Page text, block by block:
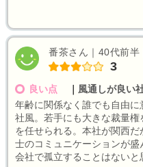
番茶さん｜40代前
3
良い点
風通しが良い
年齢に関係なく誰でも自由
社風。若手にも大きな裁量
を任せられる。本社が関西
士のコミュニケーションが盛
会社で孤立することはないと